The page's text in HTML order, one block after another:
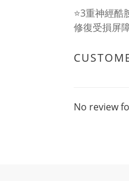
⭐️3重神經酷
修復受損屏
No review